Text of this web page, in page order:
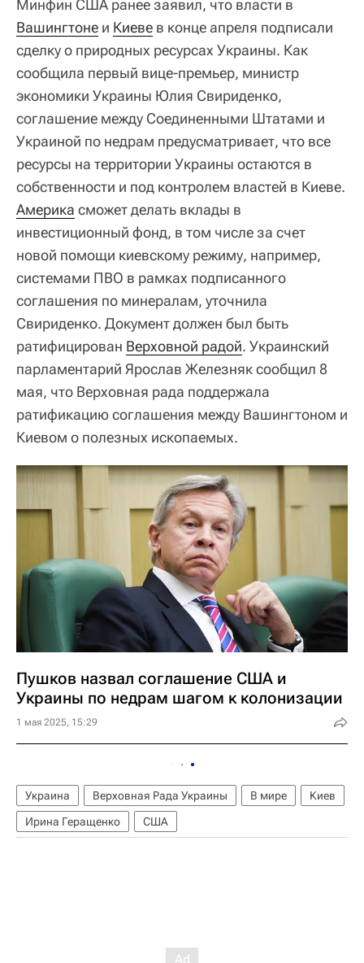
Минфин США ранее заявил, что власти в
Вашингтоне и Киеве в конце апреля подписали
сделку о природных ресурсах Украины. Как
сообщила первый вице-премьер, министр
экономики Украины Юлия Свириденко,
соглашение между Соединенными Штатами и
Украиной по недрам предусматривает, что все
ресурсы на территории Украины остаются в
собственности и под контролем властей в Киеве.
Америка сможет делать вклады в
инвестиционный фонд, в том числе за счет
новой помощи киевскому режиму, например,
системами ПВО в рамках подписанного
соглашения по минералам, уточнила
Свириденко. Документ должен был быть
ратифицирован Верховной радой. Украинский
парламентарий Ярослав Железняк сообщил 8
мая, что Верховная рада поддержала
ратификацию соглашения между Вашингтоном и
Киевом о полезных ископаемых.
Пушков назвал соглашение США и
Украины по недрам шагом к колонизации
1 мая 2025, 15:29
Украина Верховная Рада Украины В мире
Киев
Ирина Геращенко
США